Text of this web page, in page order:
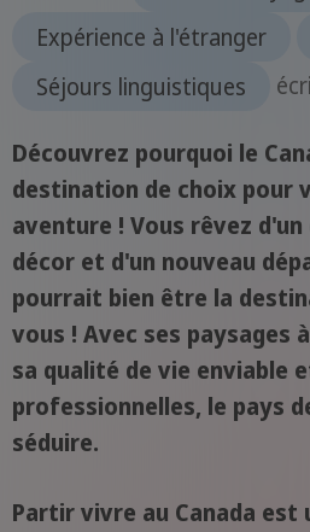
Expérience à l'étranger
Séjours linguistiques
Découvrez pourquoi le
destination de choix pour
aventure ! Vous rêvez
décor et d'un nouveau
pourrait bien être la
vous ! Avec ses paysages
sa qualité de vie enviable
professionnelles, le pays
séduire.
Partir vivre au Canada est